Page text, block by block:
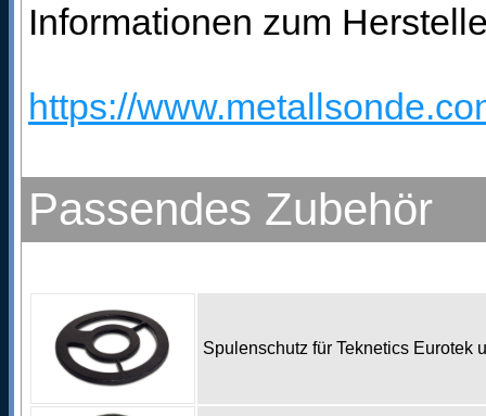
Informationen zum
https://
Passendes Zubehör
Spulenschutz für Teknetics